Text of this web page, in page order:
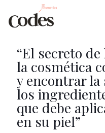
“El secreto
la cosmética
y encontrar la
los
que debe
en su piel”